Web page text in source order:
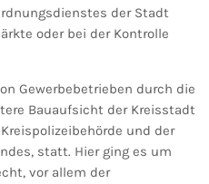
der Stadt
oder bei der Kontrolle
Gewerbebetrieben durch die
Bauaufsicht der Kreisstadt
und der
statt. Hier ging es um
vor allem der